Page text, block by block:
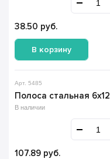
38.50 руб.
В корзину
Арт. 5485
Полоса стальная 6х12
В наличии
107.89 руб.